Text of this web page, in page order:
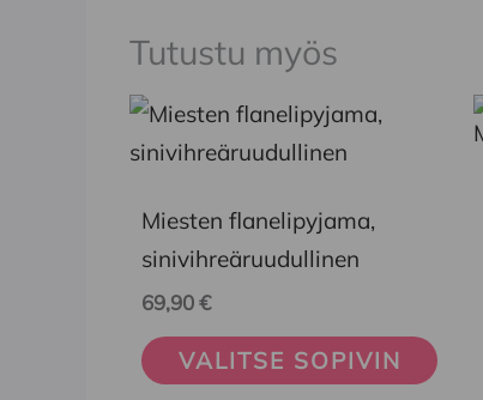
Tutustu myös
Miesten flanelipyjama,
sinivihreäruudullinen
69,90€
VALITSE SOPIVIN
Tällä
tuotteella
useampi
muunnelma.
Voit
tehdä
valinnat